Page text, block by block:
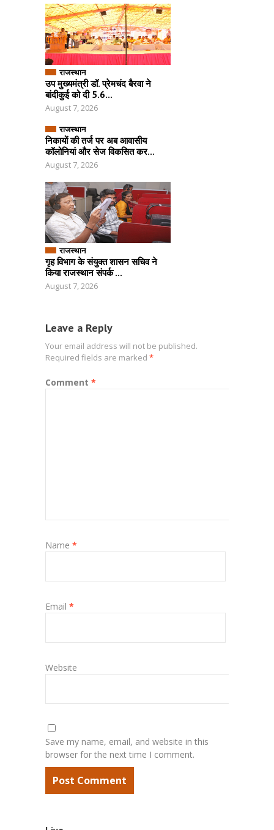
राजस्थान
उप मुख्यमंत्री डॉ. प्रेमचंद बैरवा ने
बांदीकुई को दी 5.6...
August 7, 2026
राजस्थान
निकायों की तर्ज पर अब आवासीय
कॉलोनियां और सेज विकसित कर...
August 7, 2026
राजस्थान
गृह विभाग के संयुक्त शासन सचिव ने
किया राजस्थान संपर्क ...
August 7, 2026
Leave a Reply
Your email address will not be published.
Required fields are marked *
Comment *
Name *
Email *
Website
Save my name, email, and website in this
browser for the next time I comment.